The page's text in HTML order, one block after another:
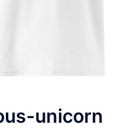
unicorn